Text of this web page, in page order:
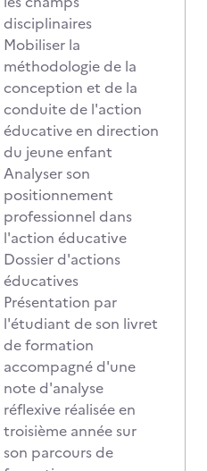
disciplinaires
Mobiliser la
méthodologie de la
conception et de la
conduite de l'action
éducative en direction
du jeune enfant
Analyser son
positionnement
professionnel dans
l'action éducative
Dossier d'actions
éducatives
Présentation par
l'étudiant de son livret
de formation
accompagné d'une
note d'analyse
réflexive réalisée en
troisième année sur
son parcours de